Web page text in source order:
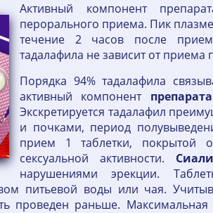
Активный компонент
перорального приема. Пик
течение 2 часов после
тадалафила не зависит от приема
Порядка 94% тадалафила
активный компонент препарата
Экскретируется тадалафил
и почками, период
прием 1 таблетки, покрытой
сексуальной активности.
нарушениями эрекции.
питьевой воды или чая.
проведен раньше. Максимальная